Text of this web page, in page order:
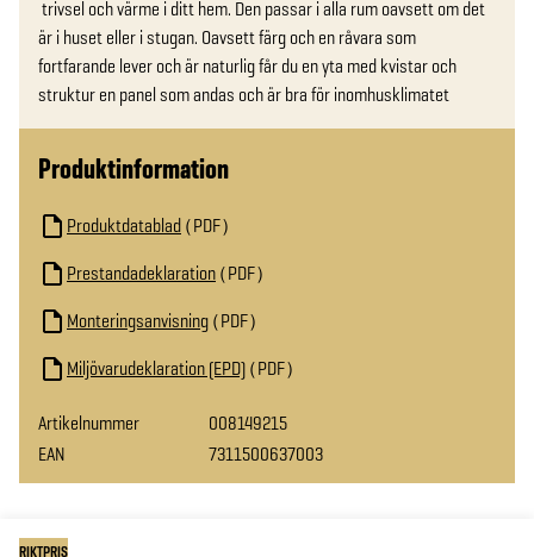
är i huset eller i stugan. Oavsett färg och en råvara som
fortfarande lever och är naturlig får du en yta med kvistar och
struktur en panel som andas och är bra för inomhusklimatet
Produktinformation
Produktdatablad PDF
Prestandadeklaration PDF
Monteringsanvisning PDF
Miljövarudeklaration (EPD) PDF
Artikelnummer
008149215
EAN
7311500637003
RIKTPRIS